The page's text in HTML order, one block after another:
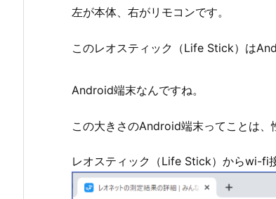
左が本体、右がリモコンです。
このレオスティック（Life Stick）は
Android端末なんですね。
この大きさのAndroid端末ってことは、
レオスティック（Life Stick）からwi-fi